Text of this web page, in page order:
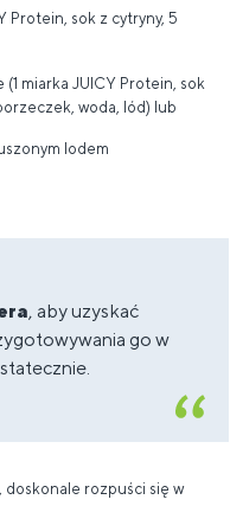
Protein, sok z cytryny, 5
miarka JUICY Protein, sok
woda, lód) lub
lodem
, aby uzyskać
go w
rozpuści się w